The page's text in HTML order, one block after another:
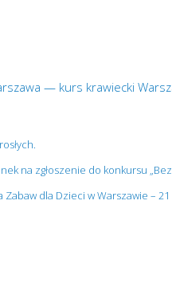
— kurs krawiecki
na zgłoszenie do konkursu
dla Dzieci w Warszawie –